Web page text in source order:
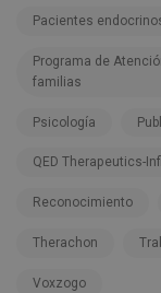
Pacientes
Programa de
familias
Psicología
QED Therapeutics-
Reconocimiento
Therachon
Voxzogo